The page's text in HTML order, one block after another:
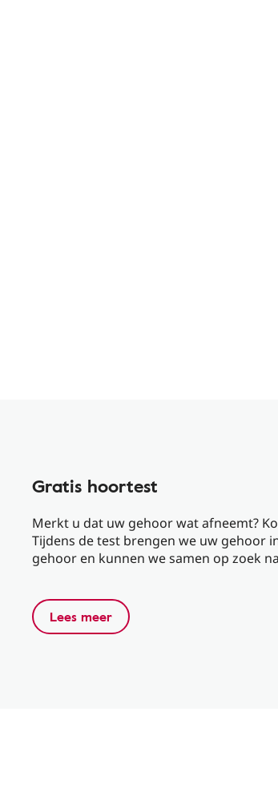
Gratis hoortest
Merkt u dat uw gehoor wat afneemt?
Tijdens de test brengen we uw gehoor
gehoor en kunnen we samen op zoek
Lees meer